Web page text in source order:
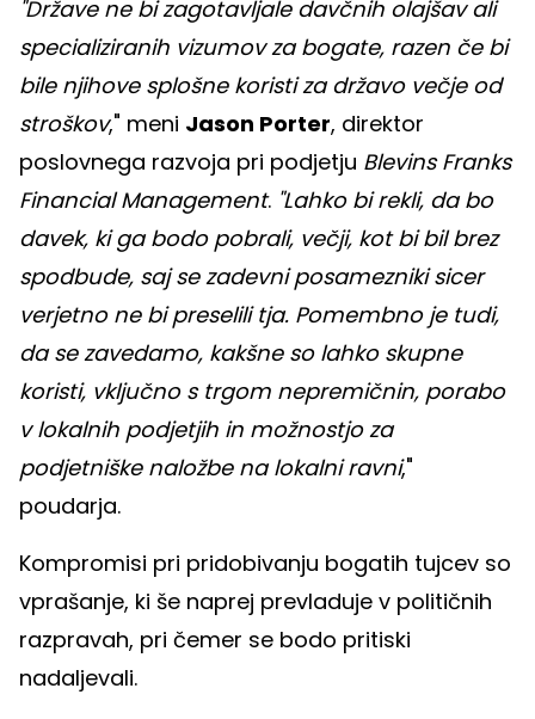
"Države ne bi zagotavljale davčnih olajšav ali
specializiranih vizumov za bogate, razen če bi
bile njihove splošne koristi za državo večje od
stroškov," meni Jason Porter, direktor
poslovnega razvoja pri podjetju Blevins Franks
Financial Management. "Lahko bi rekli, da bo
davek, ki ga bodo pobrali, večji, kot bi bil brez
spodbude, saj se zadevni posamezniki sicer
verjetno ne bi preselili tja. Pomembno je tudi,
da se zavedamo, kakšne so lahko skupne
koristi, vključno s trgom nepremičnin, porabo
v lokalnih podjetjih in možnostjo za
podjetniške naložbe na lokalni ravni,"
poudarja.
Kompromisi pri pridobivanju bogatih tujcev so
vprašanje, ki še naprej prevladuje v političnih
razpravah, pri čemer se bodo pritiski
nadaljevali.